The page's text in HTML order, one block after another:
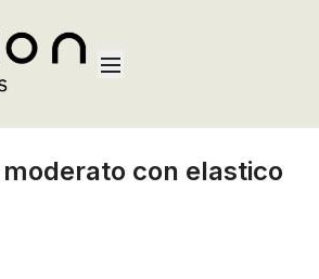
con elastico